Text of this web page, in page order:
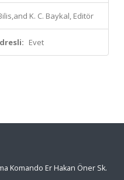
K. C. Baykal, Editör
Evet
Komando Er Hakan Öner Sk.